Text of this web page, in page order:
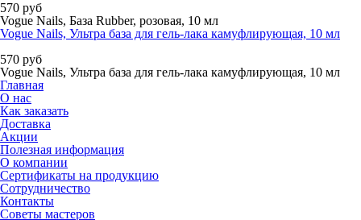
570 руб
Vogue Nails, База Rubber, розовая, 10 мл
Vogue Nails, Ультра база для гель-лака камуфлирующая, 10 мл
570 руб
Vogue Nails, Ультра база для гель-лака камуфлирующая, 10 мл
Главная
О нас
Как заказать
Доставка
Акции
Полезная информация
О компании
Сертификаты на продукцию
Сотрудничество
Контакты
Советы мастеров